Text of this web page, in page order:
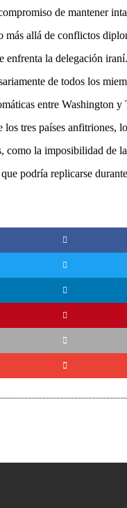
de mantener
allá de conflictos
la delegación
de todos los
entre Washington
tres países anfitriones,
como la imposibilidad de
podría replicarse